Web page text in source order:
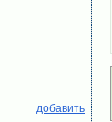
добавить